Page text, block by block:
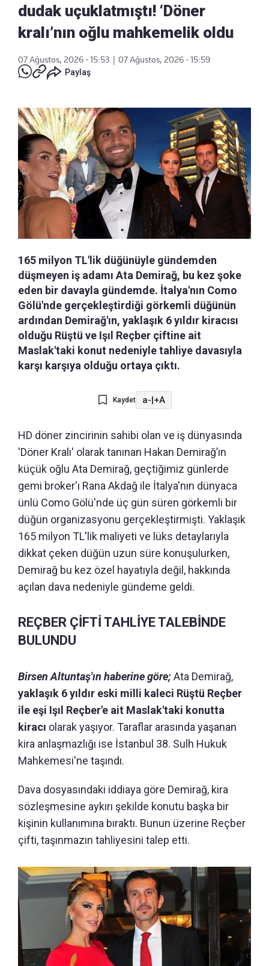
dudak uçuklatmıştı! ‘Döner
kralı’nın oğlu mahkemelik oldu
07 Ağustos, 2026 - 15:53
07 Ağustos, 2026 - 15:59
Paylaş
165 milyon TL'lik düğünüyle gündemden
düşmeyen iş adamı Ata Demirağ, bu kez şoke
eden bir davayla gündemde. İtalya'nın Como
Gölü'nde gerçekleştirdiği görkemli düğünün
ardından Demirağ'ın, yaklaşık 6 yıldır kiracısı
olduğu Rüştü ve Işıl Reçber çiftine ait
Maslak'taki konut nedeniyle tahliye davasıyla
karşı karşıya olduğu ortaya çıktı.
Kaydet a-|+A
HD döner zincirinin sahibi olan ve iş dünyasında
'Döner Kralı' olarak tanınan Hakan Demirağ’ın
küçük oğlu Ata Demirağ, geçtiğimiz günlerde
gemi broker'ı Rana Akdağ ile İtalya'nın dünyaca
ünlü Como Gölü'nde üç gün süren görkemli bir
düğün organizasyonu gerçekleştirmişti. Yaklaşık
165 milyon TL'lik maliyeti ve lüks detaylarıyla
dikkat çeken düğün uzun süre konuşulurken,
Demirağ bu kez özel hayatıyla değil, hakkında
açılan dava nedeniyle gündeme geldi.
REÇBER ÇİFTİ TAHLİYE TALEBİNDE
BULUNDU
Birsen Altuntaş'ın haberine göre;Ata Demirağ,
yaklaşık 6 yıldır eski milli kaleci Rüştü Reçber
ile eşi Işıl Reçber'e ait Maslak'taki konutta
kiracı olarak yaşıyor. Taraflar arasında yaşanan
kira anlaşmazlığı ise İstanbul 38. Sulh Hukuk
Mahkemesi'ne taşındı.
Dava dosyasındaki iddiaya göre Demirağ, kira
sözleşmesine aykırı şekilde konutu başka bir
kişinin kullanımına bıraktı. Bunun üzerine Reçber
çifti, taşınmazın tahliyesini talep etti.